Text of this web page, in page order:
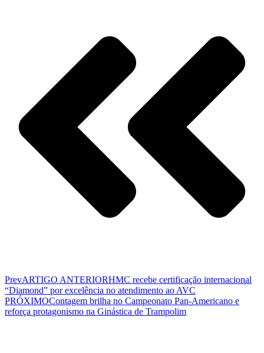
PrevARTIGO ANTERIORHMC recebe certificação internacional
“Diamond” por excelência no atendimento ao AVC
PRÓXIMOContagem brilha no Campeonato Pan-Americano e
reforça protagonismo na Ginástica de Trampolim